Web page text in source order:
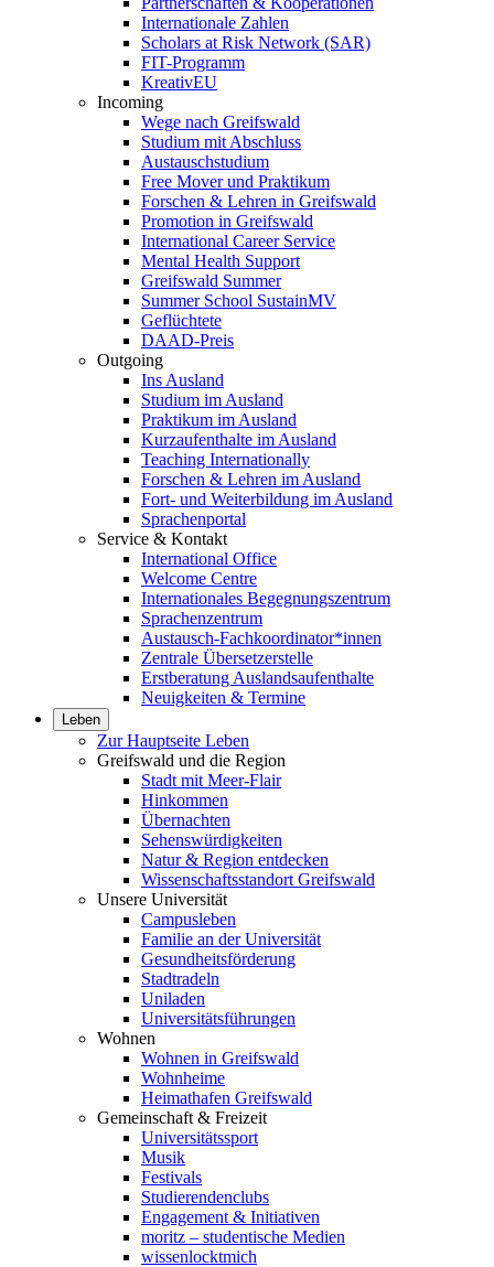
Internationale Zahlen
Scholars at Risk Network (SAR)
FIT-Programm
KreativEU
Incoming
Wege nach Greifswald
Studium mit Abschluss
Austauschstudium
Free Mover und Praktikum
Forschen & Lehren in Greifswald
Promotion in Greifswald
International Career Service
Mental Health Support
Greifswald Summer
Summer School SustainMV
Geflüchtete
DAAD-Preis
Outgoing
Ins Ausland
Studium im Ausland
Praktikum im Ausland
Kurzaufenthalte im Ausland
Teaching Internationally
Forschen & Lehren im Ausland
Fort- und Weiterbildung im Ausland
Sprachenportal
Service & Kontakt
International Office
Welcome Centre
Internationales Begegnungszentrum
Sprachenzentrum
Austausch-Fachkoordinator*innen
Zentrale Übersetzerstelle
Erstberatung Auslandsaufenthalte
Neuigkeiten & Termine
Leben
Zur Hauptseite Leben
Greifswald und die Region
Stadt mit Meer-Flair
Hinkommen
Übernachten
Sehenswürdigkeiten
Natur & Region entdecken
Wissenschaftsstandort Greifswald
Unsere Universität
Campusleben
Familie an der Universität
Gesundheitsförderung
Stadtradeln
Uniladen
Universitätsführungen
Wohnen
Wohnen in Greifswald
Wohnheime
Heimathafen Greifswald
Gemeinschaft & Freizeit
Universitätssport
Musik
Festivals
Studierendenclubs
Engagement & Initiativen
moritz – studentische Medien
wissenlocktmich